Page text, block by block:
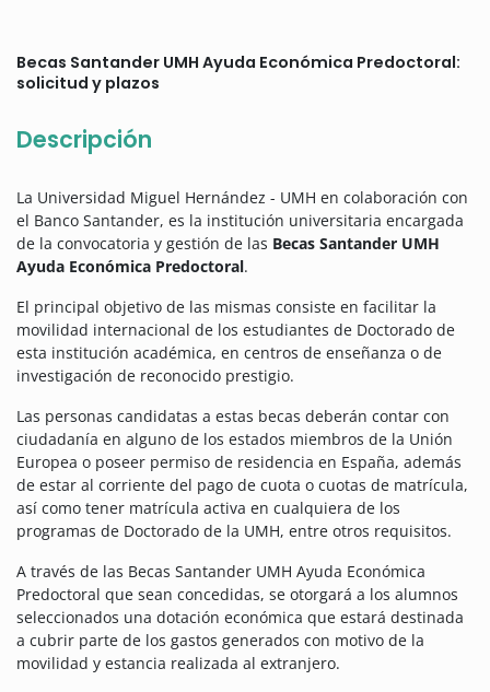
Becas Santander UMH Ayuda Económica Predoctoral:
solicitud y plazos
Descripción
La Universidad Miguel Hernández - UMH en colaboración con
el Banco Santander, es la institución universitaria encargada
de la convocatoria y gestión de las Becas Santander UMH
Ayuda Económica Predoctoral.
El principal objetivo de las mismas consiste en facilitar la
movilidad internacional de los estudiantes de Doctorado de
esta institución académica, en centros de enseñanza o de
investigación de reconocido prestigio.
Las personas candidatas a estas becas deberán contar con
ciudadanía en alguno de los estados miembros de la Unión
Europea o poseer permiso de residencia en España, además
de estar al corriente del pago de cuota o cuotas de matrícula,
así como tener matrícula activa en cualquiera de los
programas de Doctorado de la UMH, entre otros requisitos.
A través de las Becas Santander UMH Ayuda Económica
Predoctoral que sean concedidas, se otorgará a los alumnos
seleccionados una dotación económica que estará destinada
a cubrir parte de los gastos generados con motivo de la
movilidad y estancia realizada al extranjero.